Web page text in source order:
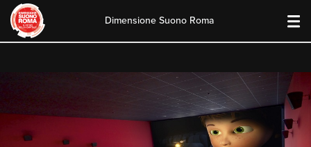
Dimensione Suono Roma